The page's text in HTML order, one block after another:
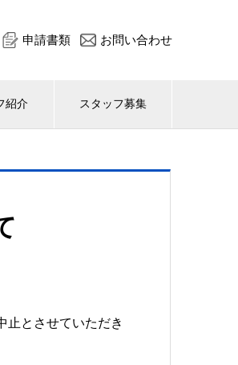
申請書類 お問い合わせ
紹介 スタッフ募集
止とさせていただき